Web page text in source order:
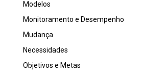
Modelos
Monitoramento e Desempenho
Mudança
Necessidades
Objetivos e Metas